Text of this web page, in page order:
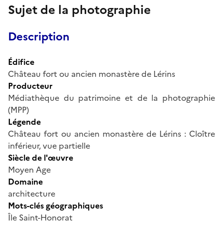
Sujet de la photographie
Description
Édifice
Château fort ou ancien monastère de Lérins
Producteur
Médiathèque du patrimoine et de la photographie
(MPP)
Légende
Château fort ou ancien monastère de Lérins : Cloître
inférieur, vue partielle
Siècle de l'œuvre
Moyen Age
Domaine
architecture
Mots-clés géographiques
Île Saint-Honorat